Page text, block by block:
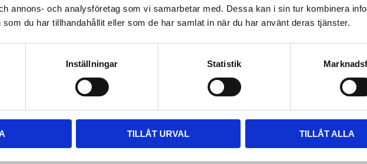
annons- och analysföretag som vi samarbetar med. Dessa kan i sin tur kombinera
som du har tillhandahållit eller som de har samlat in när du har använt deras tjänster.
Inställningar Statistik
TILLÅT URVAL TILLÅT ALLA